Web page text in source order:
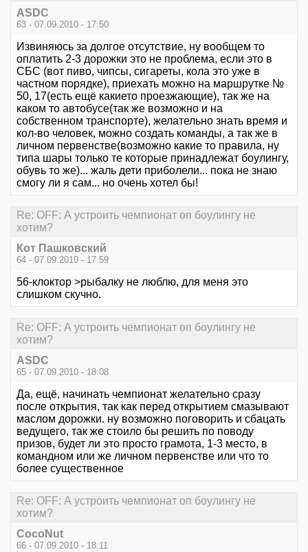
ASDC
63 - 07.09.2010 - 17:50
Извиняюсь за долгое отсутствие, ну вообщем то
оплатить 2-3 дорожки это не проблема, если это в
СБС (вот пиво, чипсы, сигареты, кола это уже в
частном порядке), приехать можно на маршрутке №
50, 17(есть ещё какието проезжающие), так же на
каком то автобусе(так же возможно и на
собственном транспорте), желательно знать время и
кол-во человек, можно создать команды, а так же в
личном первенстве(возможно какие то правила, ну
типа шары только те которые принадлежат боулингу,
обувь то же)... жаль дети приболели... пока не знаю
смогу ли я сам... но очень хотел бы!
Re: OFF: А устроить чемпионат оп боулингу не
хотим?
Кот Пашковский
64 - 07.09.2010 - 17:59
56-клоктор >рыбалку не люблю, для меня это
слишком скучно.
Re: OFF: А устроить чемпионат оп боулингу не
хотим?
ASDC
65 - 07.09.2010 - 18:08
Да, ещё, начинать чемпионат желательно сразу
после открытия, так как перед открытием смазывают
маслом дорожки. ну возможно поговорить и сбацать
ведущего, так же стоило бы решить по поводу
призов, будет ли это просто грамота, 1-3 место, в
командном или же личном первенстве или что то
более существенное
Re: OFF: А устроить чемпионат оп боулингу не
хотим?
CocoNut
66 - 07.09.2010 - 18:11